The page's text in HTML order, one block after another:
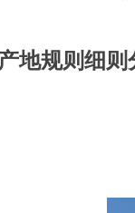
地规则细则